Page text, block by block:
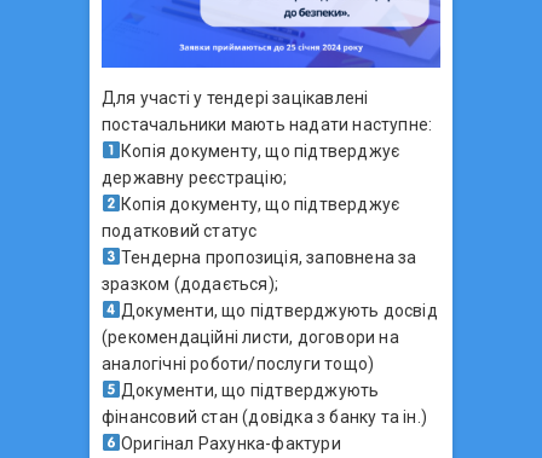
Для участі у тендері зацікавлені
постачальники мають надати наступне:
Копія документу, що підтверджує
державну реєстрацію;
Копія документу, що підтверджує
податковий статус
Тендерна пропозиція, заповнена за
зразком (додається);
Документи, що підтверджують досвід
(рекомендаційні листи, договори на
аналогічні роботи/послуги тощо)
Документи, що підтверджують
фінансовий стан (довідка з банку та ін.)
Оригінал Рахунка-фактури